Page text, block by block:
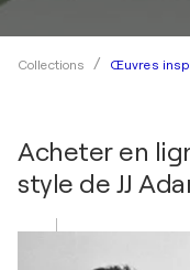
Collections Œuvres
Acheter en
style de JJ